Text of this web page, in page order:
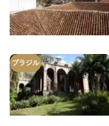
ブラジル